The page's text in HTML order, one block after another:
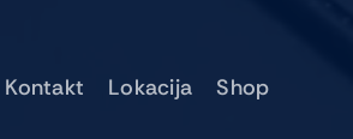
Kontakt Lokacija Shop